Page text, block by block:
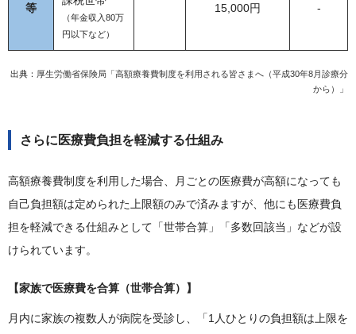
等
（年金収入80万
円以下など）
15,000円 -
出典： 厚生労働省保険局「高額療養費制度を利用される皆さまへ（平成30年8月診療分
から）」
さらに医療費負担を軽減する仕組み
高額療養費制度を利用した場合、月ごとの医療費が高額になっても
自己負担額は定められた上限額のみで済みますが、他にも医療費負
担を軽減できる仕組みとして「世帯合算」「多数回該当」などが設
けられています。
【家族で医療費を合算（世帯合算）】
月内に家族の複数人が病院を受診し、「1人ひとりの負担額は上限を